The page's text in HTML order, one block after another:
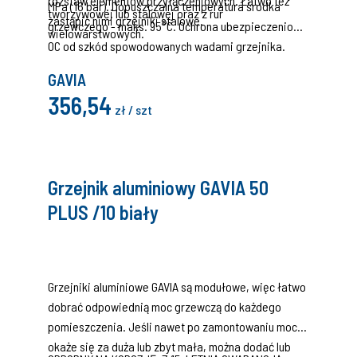
zastąpić nimi grzejniki stalowe.
tworzywowej lub stalowej oraz z rur
wielowarstwowych.
MPa (16 bar). Dopuszczalna temperatura środka
grzewczego - maks. 95°C. Ochrona ubezpieczeniowa
OC od szkód spowodowanych wadami grzejnika.
GAVIA
356,54 zł / szt
Grzejnik aluminiowy GAVIA 50
PLUS /10 biały
Grzejniki aluminiowe GAVIA są modułowe, więc łatwo
dobrać odpowiednią moc grzewczą do każdego
pomieszczenia. Jeśli nawet po zamontowaniu moc
okaże się za duża lub zbyt mała, można dodać lub